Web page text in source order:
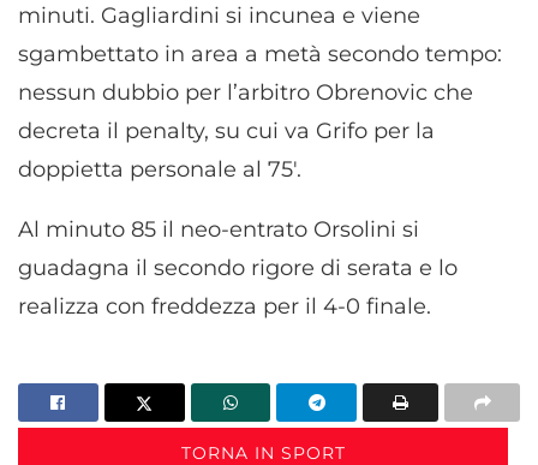
minuti. Gagliardini si incunea e viene
sgambettato in area a metà secondo tempo:
nessun dubbio per l’arbitro Obrenovic che
decreta il penalty, su cui va Grifo per la
doppietta personale al 75′.
Al minuto 85 il neo-entrato Orsolini si
guadagna il secondo rigore di serata e lo
realizza con freddezza per il 4-0 finale.
TORNA IN SPORT